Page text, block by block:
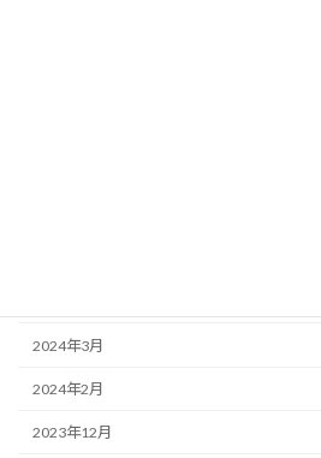
2024年3月
2024年2月
2023年12月